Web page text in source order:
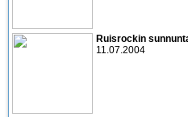
Ruisrockin
11.07.2004